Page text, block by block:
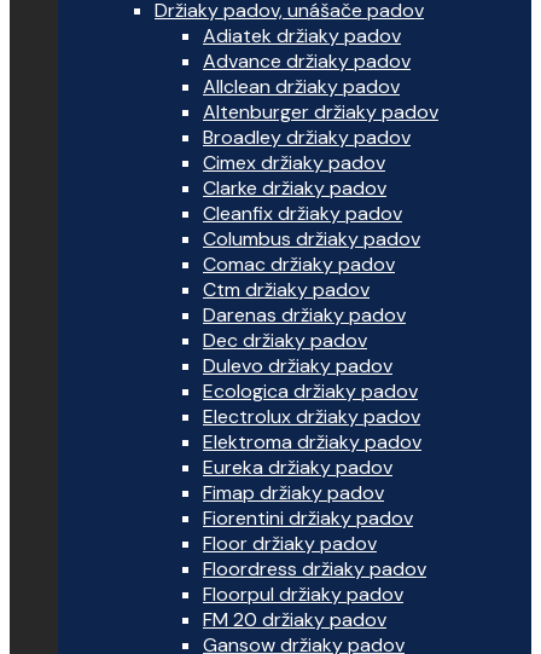
Držiaky padov, unášače padov
Adiatek držiaky padov
Advance držiaky padov
Allclean držiaky padov
Altenburger držiaky padov
Broadley držiaky padov
Cimex držiaky padov
Clarke držiaky padov
Cleanfix držiaky padov
Columbus držiaky padov
Comac držiaky padov
Ctm držiaky padov
Darenas držiaky padov
Dec držiaky padov
Dulevo držiaky padov
Ecologica držiaky padov
Electrolux držiaky padov
Elektroma držiaky padov
Eureka držiaky padov
Fimap držiaky padov
Fiorentini držiaky padov
Floor držiaky padov
Floordress držiaky padov
Floorpul držiaky padov
FM 20 držiaky padov
Gansow držiaky padov